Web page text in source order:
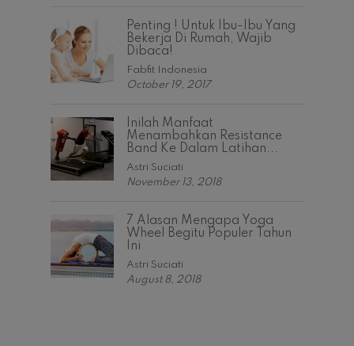
Penting ! Untuk Ibu-Ibu Yang
Bekerja Di Rumah, Wajib
Dibaca!
Fabfit Indonesia
October 19, 2017
Inilah Manfaat
Menambahkan Resistance
Band Ke Dalam Latihan...
Astri Suciati
November 13, 2018
7 Alasan Mengapa Yoga
Wheel Begitu Populer Tahun
Ini
Astri Suciati
August 8, 2018